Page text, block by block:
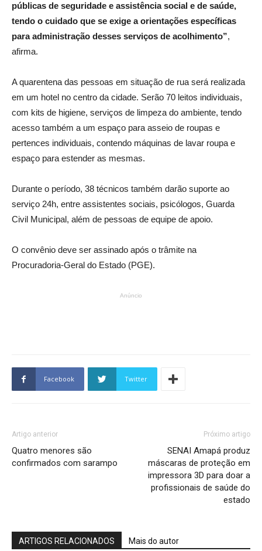
públicas de seguridade e assistência social e de saúde,
tendo o cuidado que se exige a orientações específicas
para administração desses serviços de acolhimento”,
afirma.
A quarentena das pessoas em situação de rua será realizada
em um hotel no centro da cidade. Serão 70 leitos individuais,
com kits de higiene, serviços de limpeza do ambiente, tendo
acesso também a um espaço para asseio de roupas e
pertences individuais, contendo máquinas de lavar roupa e
espaço para estender as mesmas.
Durante o período, 38 técnicos também darão suporte ao
serviço 24h, entre assistentes sociais, psicólogos, Guarda
Civil Municipal, além de pessoas de equipe de apoio.
O convênio deve ser assinado após o trâmite na
Procuradoria-Geral do Estado (PGE).
Anúncio
Facebook Twitter
Artigo anterior
Quatro menores são
confirmados com sarampo
Próximo artigo
SENAI Amapá produz
máscaras de proteção em
impressora 3D para doar a
profissionais de saúde do
estado
ARTIGOS RELACIONADOS Mais do autor